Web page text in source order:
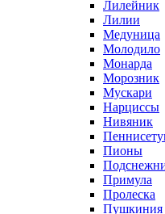
Лилейник
Лилии
Медуница
Молодило
Монарда
Морозник
Мускари
Нарциссы
Нивяник
Пионы
Примула
Пролеска
Пушкиния